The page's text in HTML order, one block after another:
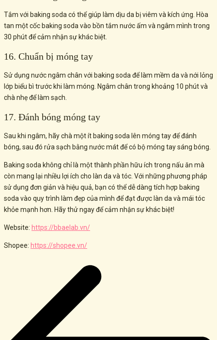
Tắm với baking soda có thể giúp làm dịu da bị viêm và kích ứng. Hòa
tan một cốc baking soda vào bồn tắm nước ấm và ngâm mình trong
30 phút để cảm nhận sự khác biệt.
16. Chuẩn bị móng tay
Sử dụng nước ngâm chân với baking soda để làm mềm da và nới lỏng
lớp biểu bì trước khi làm móng. Ngâm chân trong khoảng 10 phút và
chà nhẹ để làm sạch.
17. Đánh bóng móng tay
Sau khi ngâm, hãy chà một ít baking soda lên móng tay để đánh
bóng, sau đó rửa sạch bằng nước mát để có bộ móng tay sáng bóng.
Baking soda không chỉ là một thành phần hữu ích trong nấu ăn mà
còn mang lại nhiều lợi ích cho làn da và tóc. Với những phương pháp
sử dụng đơn giản và hiệu quả, bạn có thể dễ dàng tích hợp baking
soda vào quy trình làm đẹp của mình để đạt được làn da và mái tóc
khỏe mạnh hơn. Hãy thử ngay để cảm nhận sự khác biệt!
Website: https://bbaelab.vn/
Shopee: https://shopee.vn/